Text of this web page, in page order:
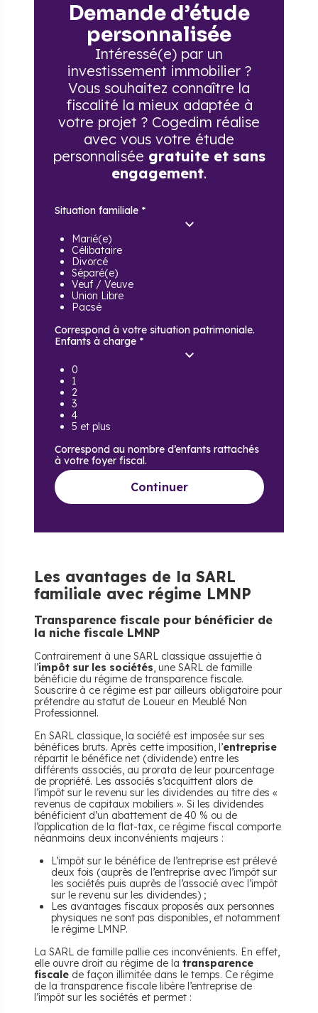
Demande d’étude
personnalisée
Intéressé(e) par un
investissement immobilier ?
Vous souhaitez connaître la
fiscalité la mieux adaptée à
votre projet ? Cogedim réalise
avec vous votre étude
personnalisée gratuite et sans
engagement.
Situation familiale *
Marié(e)
Célibataire
Divorcé
Séparé(e)
Veuf / Veuve
Union Libre
Pacsé
Correspond à votre situation patrimoniale.
Enfants à charge *
0
1
2
3
4
5 et plus
Correspond au nombre d’enfants rattachés
à votre foyer fiscal.
Continuer
Les avantages de la SARL
familiale avec régime LMNP
Transparence fiscale pour bénéficier de
la niche fiscale LMNP
Contrairement à une SARL classique assujettie à
l’impôt sur les sociétés, une SARL de famille
bénéficie du régime de transparence fiscale.
Souscrire à ce régime est par ailleurs obligatoire pour
prétendre au statut de Loueur en Meublé Non
Professionnel.
En SARL classique, la société est imposée sur ses
bénéfices bruts. Après cette imposition, l’entreprise
répartit le bénéfice net (dividende) entre les
différents associés, au prorata de leur pourcentage
de propriété. Les associés s’acquittent alors de
l’impôt sur le revenu sur les dividendes au titre des «
revenus de capitaux mobiliers ». Si les dividendes
bénéficient d’un abattement de 40 % ou de
l’application de la flat-tax, ce régime fiscal comporte
néanmoins deux inconvénients majeurs :
L’impôt sur le bénéfice de l’entreprise est prélevé
deux fois (auprès de l’entreprise avec l’impôt sur
les sociétés puis auprès de l’associé avec l’impôt
sur le revenu sur les dividendes) ;
Les avantages fiscaux proposés aux personnes
physiques ne sont pas disponibles, et notamment
le régime LMNP.
La SARL de famille pallie ces inconvénients. En effet,
elle ouvre droit au régime de la transparence
fiscale de façon illimitée dans le temps. Ce régime
de la transparence fiscale libère l’entreprise de
l’impôt sur les sociétés et permet :